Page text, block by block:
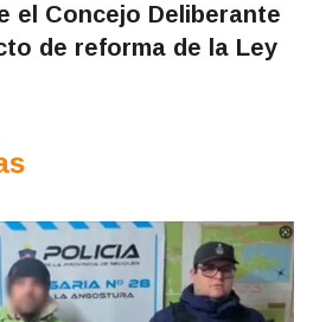
el Concejo Deliberante
de reforma de la Ley